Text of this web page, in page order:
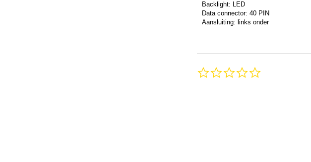
Backlight: LED
Data connector: 40 PIN
Aansluiting: links onder